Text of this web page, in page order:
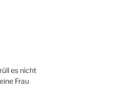
es nicht
Frau